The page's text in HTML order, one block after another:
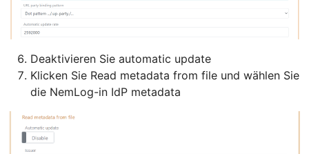
Deaktivieren Sie automatic update
Klicken Sie Read metadata from file und wählen Sie
die NemLog-in IdP metadata